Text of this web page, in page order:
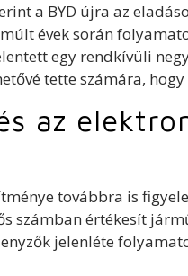
a BYD újra az
évek során
egy rendkívüli
tette számára, hogy
az
továbbra is
számban értékesít
jelenléte